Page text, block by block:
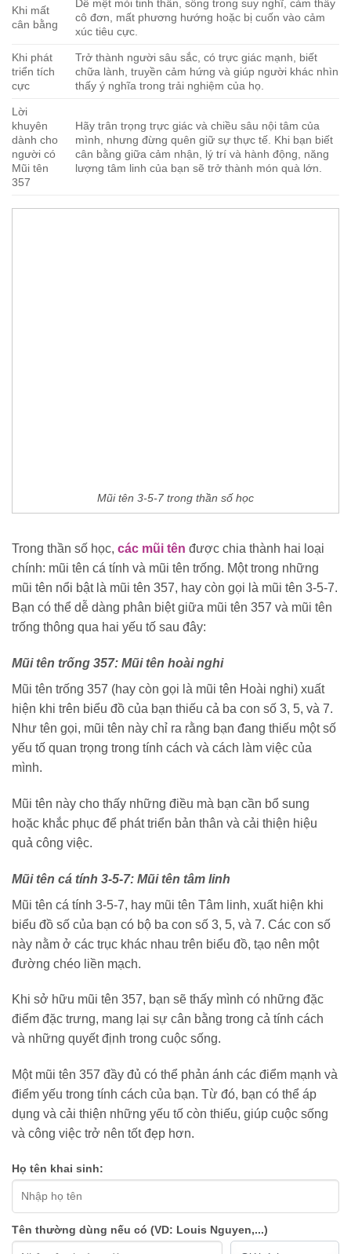
Khi mất
cân bằng
Dễ mệt mỏi tinh thần, sống trong suy nghĩ, cảm thấy
cô đơn, mất phương hướng hoặc bị cuốn vào cảm
xúc tiêu cực.
Khi phát
triển tích
cực
Trở thành người sâu sắc, có trực giác mạnh, biết
chữa lành, truyền cảm hứng và giúp người khác nhìn
thấy ý nghĩa trong trải nghiệm của họ.
Lời
khuyên
dành cho
người có
Mũi tên
357
Hãy trân trọng trực giác và chiều sâu nội tâm của
mình, nhưng đừng quên giữ sự thực tế. Khi bạn biết
cân bằng giữa cảm nhận, lý trí và hành động, năng
lượng tâm linh của bạn sẽ trở thành món quà lớn.
Mũi tên 3-5-7 trong thần số học
Trong thần số học, các mũi tên được chia thành hai loại
chính: mũi tên cá tính và mũi tên trống. Một trong những
mũi tên nổi bật là mũi tên 357, hay còn gọi là mũi tên 3-5-7.
Bạn có thể dễ dàng phân biệt giữa mũi tên 357 và mũi tên
trống thông qua hai yếu tố sau đây:
Mũi tên trống 357: Mũi tên hoài nghi
Mũi tên trống 357 (hay còn gọi là mũi tên Hoài nghi) xuất
hiện khi trên biểu đồ của bạn thiếu cả ba con số 3, 5, và 7.
Như tên gọi, mũi tên này chỉ ra rằng bạn đang thiếu một số
yếu tố quan trọng trong tính cách và cách làm việc của
mình.
Mũi tên này cho thấy những điều mà bạn cần bổ sung
hoặc khắc phục để phát triển bản thân và cải thiện hiệu
quả công việc.
Mũi tên cá tính 3-5-7: Mũi tên tâm linh
Mũi tên cá tính 3-5-7, hay mũi tên Tâm linh, xuất hiện khi
biểu đồ số của bạn có bộ ba con số 3, 5, và 7. Các con số
này nằm ở các trục khác nhau trên biểu đồ, tạo nên một
đường chéo liền mạch.
Khi sở hữu mũi tên 357, bạn sẽ thấy mình có những đặc
điểm đặc trưng, mang lại sự cân bằng trong cả tính cách
và những quyết định trong cuộc sống.
Một mũi tên 357 đầy đủ có thể phản ánh các điểm mạnh và
điểm yếu trong tính cách của bạn. Từ đó, bạn có thể áp
dụng và cải thiện những yếu tố còn thiếu, giúp cuộc sống
và công việc trở nên tốt đẹp hơn.
Họ tên khai sinh:
Tên thường dùng nếu có (VD: Louis Nguyen,...)